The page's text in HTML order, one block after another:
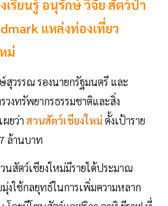
เรียนรู้ อนุรักษ์ วิจัย สัตว์ป่า
แหล่งท่องเที่ยว
ม่
สุวรรณ รองนายกรัฐมนตรี และ
วงทรัพยากรธรรมชาติและสิ่ง
ยว่า สวนสัตว์เชียงใหม่ ตั้งเป้าราย
ล้านบาท
สัตว์เชียงใหม่มีรายได้ประมาณ
งใช้กลยุทธ์ในการเพิ่มความหลาก